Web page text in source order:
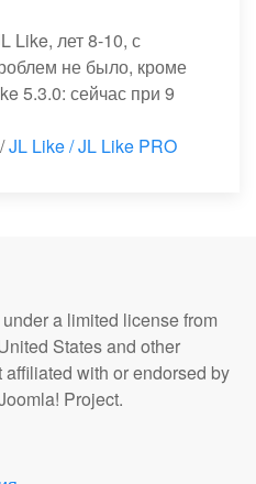
Like, лет 8-10, с
не было, кроме
5.3.0: сейчас при 9
/JL Like / JL Like PRO
a limited license from
States and other
with or endorsed by
Project.